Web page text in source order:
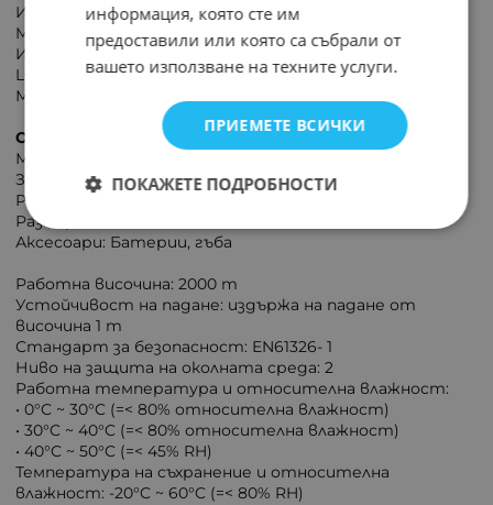
Индикатор за изтощена батерия
MAX/MIN стойност
Известие за превишаване на обхвата
LCD дисплей с подсветка
Максимално показание: 9999
ОБЩИ ХАРАКТЕРИСТИКИ:
Микрофон: 1/2", кондензатор
Захранване: 3x 1,5 V батерия (R03)
Размер на дисплея: 32 x 26 mm
Размери: 150 x 52 x 27 mm
Аксесоари: Батерии, гъба
Работна височина: 2000 m
Устойчивост на падане: издържа на падане от
височина 1 m
Стандарт за безопасност: EN61326- 1
Ниво на защита на околната среда: 2
Работна температура и относителна влажност:
• 0°C ~ 30°C (=< 80% относителна влажност)
• 30°C ~ 40°C (=< 80% относителна влажност)
• 40°C ~ 50°C (=< 45% RH)
Температура на съхранение и относителна
влажност: -20°C ~ 60°C (=< 80% RH)
информация, която сте им
предоставили или която са събрали от
вашето използване на техните услуги.
ПРИЕМЕТЕ ВСИЧКИ
ПОКАЖЕТЕ ПОДРОБНОСТИ